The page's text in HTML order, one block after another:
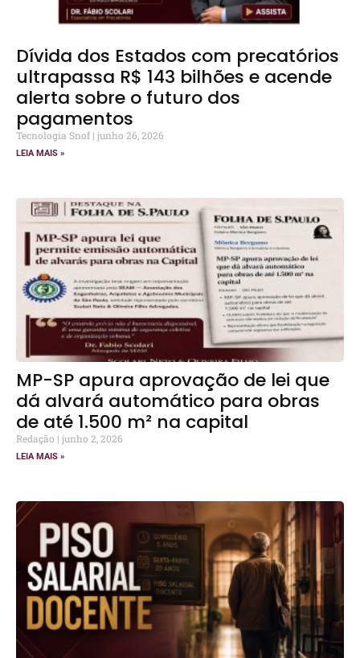
Dívida dos Estados com precatórios
ultrapassa R$ 143 bilhões e acende
alerta sobre o futuro dos
pagamentos
Tecnologia Snof junho 26, 2026
LEIA MAIS »
MP-SP apura aprovação de lei que
dá alvará automático para obras
de até 1.500 m² na capital
Redação junho 2, 2026
LEIA MAIS »